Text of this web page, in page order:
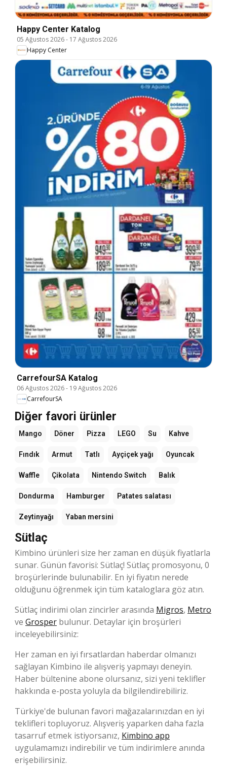
Happy Center Katalog
05 Ağustos 2026- 17 Ağustos 2026
Happy Center
CarrefourSA Katalog
06 Ağustos 2026- 19 Ağustos 2026
CarrefourSA
Diğer favori ürünler
Mango Döner Pizza LEGO Su Kahve
Fındık Armut Tatlı Ayçiçek yağı Oyuncak
Waffle Çikolata Nintendo Switch Balık
Dondurma Hamburger Patates salatası
Zeytinyağı Yaban mersini
Sütlaç
Kimbino ürünleri size her zaman en düşük fiyatlarla
sunar. Günün favorisi: Sütlaç! Sütlaç promosyonu, 0
broşürlerinde bulunabilir. En iyi fiyatın nerede
olduğunu öğrenmek için tüm kataloglara göz atın.
Sütlaç indirimi olan zincirler arasında Migros, Metro
ve Grosper bulunur. Detaylar için broşürleri
inceleyebilirsiniz:
Her zaman en iyi fırsatlardan haberdar olmanızı
sağlayan Kimbino ile alışveriş yapmayı deneyin.
Haber bültenine abone olursanız, sizi yeni teklifler
hakkında e-posta yoluyla da bilgilendirebiliriz.
Türkiye'de bulunan favori mağazalarınızdan en iyi
teklifleri topluyoruz. Alışveriş yaparken daha fazla
tasarruf etmek istiyorsanız, Kimbino app
uygulamamızı indirebilir ve tüm indirimlere anında
erişebilirsiniz.